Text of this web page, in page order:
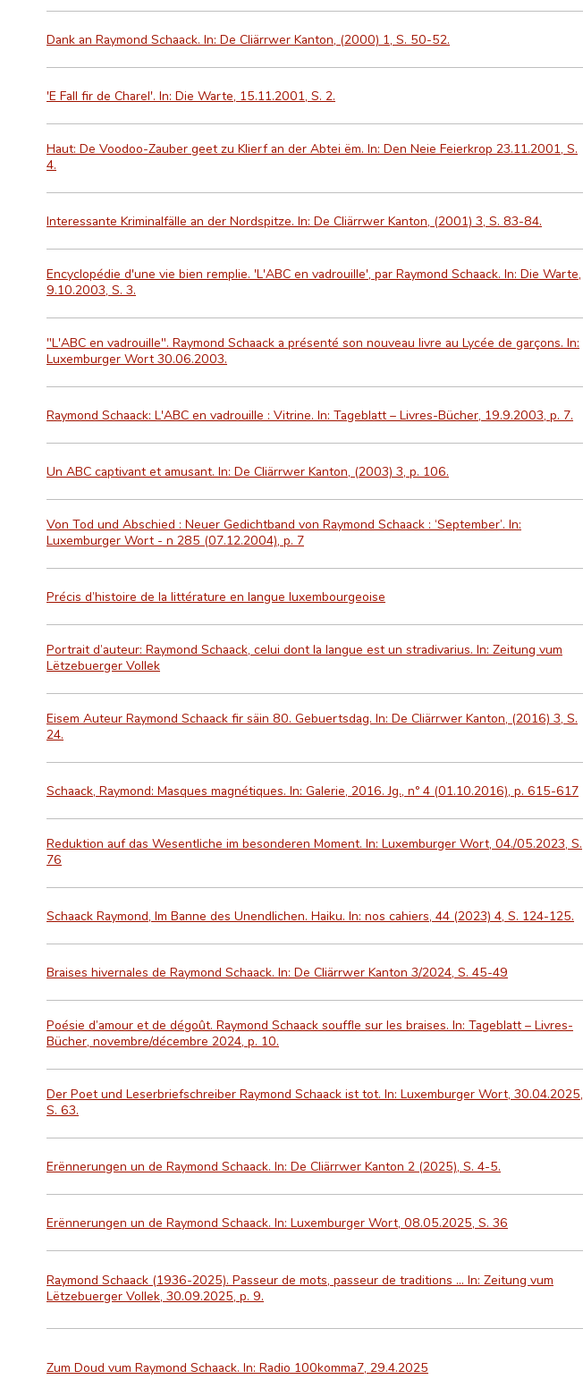
Dank an Raymond Schaack. In: De Cliärrwer Kanton, (2000) 1, S. 50-52.
'E Fall fir de Charel'. In: Die Warte, 15.11.2001, S. 2.
Haut: De Voodoo-Zauber geet zu Klierf an der Abtei ëm. In: Den Neie Feierkrop 23.11.2001, S.
4.
Interessante Kriminalfälle an der Nordspitze. In: De Cliärrwer Kanton, (2001) 3, S. 83-84.
Encyclopédie d'une vie bien remplie. 'L'ABC en vadrouille', par Raymond Schaack. In: Die Warte,
9.10.2003, S. 3.
"L'ABC en vadrouille". Raymond Schaack a présenté son nouveau livre au Lycée de garçons. In:
Luxemburger Wort 30.06.2003.
Raymond Schaack: L'ABC en vadrouille : Vitrine. In: Tageblatt – Livres-Bücher, 19.9.2003, p. 7.
Un ABC captivant et amusant. In: De Cliärrwer Kanton, (2003) 3, p. 106.
Von Tod und Abschied : Neuer Gedichtband von Raymond Schaack : ‘September’. In:
Luxemburger Wort - n 285 (07.12.2004), p. 7
Précis d’histoire de la littérature en langue luxembourgeoise
Portrait d’auteur: Raymond Schaack, celui dont la langue est un stradivarius. In: Zeitung vum
Lëtzebuerger Vollek
Eisem Auteur Raymond Schaack fir säin 80. Gebuertsdag. In: De Cliärrwer Kanton, (2016) 3, S.
24.
Schaack, Raymond: Masques magnétiques. In: Galerie, 2016. Jg., nº 4 (01.10.2016), p. 615-617
Reduktion auf das Wesentliche im besonderen Moment. In: Luxemburger Wort, 04./05.2023, S.
76
Schaack Raymond, Im Banne des Unendlichen. Haiku. In: nos cahiers, 44 (2023) 4, S. 124-125.
Braises hivernales de Raymond Schaack. In: De Cliärrwer Kanton 3/2024, S. 45-49
Poésie d’amour et de dégoût. Raymond Schaack souffle sur les braises. In: Tageblatt – Livres-
Bücher, novembre/décembre 2024, p. 10.
Der Poet und Leserbriefschreiber Raymond Schaack ist tot. In: Luxemburger Wort, 30.04.2025,
S. 63.
Erënnerungen un de Raymond Schaack. In: De Cliärrwer Kanton 2 (2025), S. 4-5.
Erënnerungen un de Raymond Schaack. In: Luxemburger Wort, 08.05.2025, S. 36
Raymond Schaack (1936-2025). Passeur de mots, passeur de traditions … In: Zeitung vum
Lëtzebuerger Vollek, 30.09.2025, p. 9.
Zum Doud vum Raymond Schaack. In: Radio 100komma7, 29.4.2025